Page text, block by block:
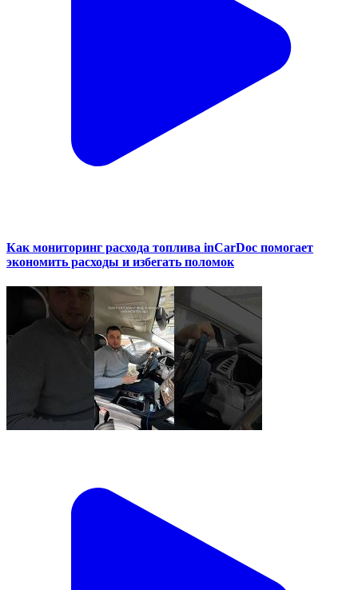
Как мониторинг расхода топлива inCarDoc помогает
экономить расходы и избегать поломок